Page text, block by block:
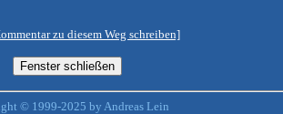
zu diesem Weg schreiben]
© 1999-2025 by Andreas Lein